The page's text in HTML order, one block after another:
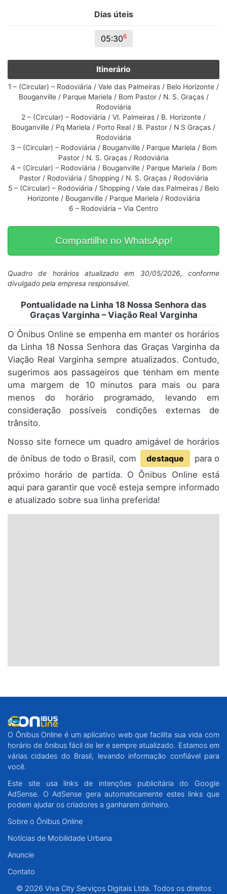
Dias úteis
05:306
Itinerário
1 – (Circular) – Rodoviária / Vale das Palmeiras / Belo Horizonte /
Bouganville / Parque Mariela / Bom Pastor / N. S. Graças /
Rodoviária
2 – (Circular) – Rodoviária / Vl. Palmeiras / B. Horizonte /
Bouganville / Pq Mariela / Porto Real / B. Pastor / N S Graças /
Rodoviária
3 – (Circular) – Rodoviária / Bouganville / Parque Mariela / Bom
Pastor / N. S. Graças / Rodoviária
4 – (Circular) – Rodoviária / Bouganville / Parque Mariela / Bom
Pastor / Rodoviária / Shopping / N. S. Graças / Rodoviária
5 – (Circular) – Rodoviária / Shopping / Vale das Palmeiras / Belo
Horizonte / Bouganville / Parque Mariela / Rodoviária
6 – Rodoviária – Via Centro
Compartilhe no WhatsApp!
Quadro de horários atualizado em 30/05/2026, conforme
divulgado pela empresa responsável.
Pontualidade na Linha 18 Nossa Senhora das
Graças Varginha – Viação Real Varginha
O Ônibus Online se empenha em manter os horários
da Linha 18 Nossa Senhora das Graças Varginha da
Viação Real Varginha sempre atualizados. Contudo,
sugerimos aos passageiros que tenham em mente
uma margem de 10 minutos para mais ou para
menos do horário programado, levando em
consideração possíveis condições externas de
trânsito.
Nosso site fornece um quadro amigável de horários
de ônibus de todo o Brasil, com
destaque
para o
próximo horário de partida. O Ônibus Online está
aqui para garantir que você esteja sempre informado
e atualizado sobre sua linha preferida!
O Ônibus Online é um aplicativo web que facilita sua vida com
horário de ônibus fácil de ler e sempre atualizado. Estamos em
várias cidades do Brasil, levando informação confiável para
você.
Este site usa links de intenções publicitária do Google
AdSense. O AdSense gera automaticamente estes links que
podem ajudar os criadores a ganharem dinheiro.
Sobre o Ônibus Online
Notícias de Mobilidade Urbana
Anuncie
Contato
© 2026 Viva City Serviços Digitais Ltda. Todos os direitos